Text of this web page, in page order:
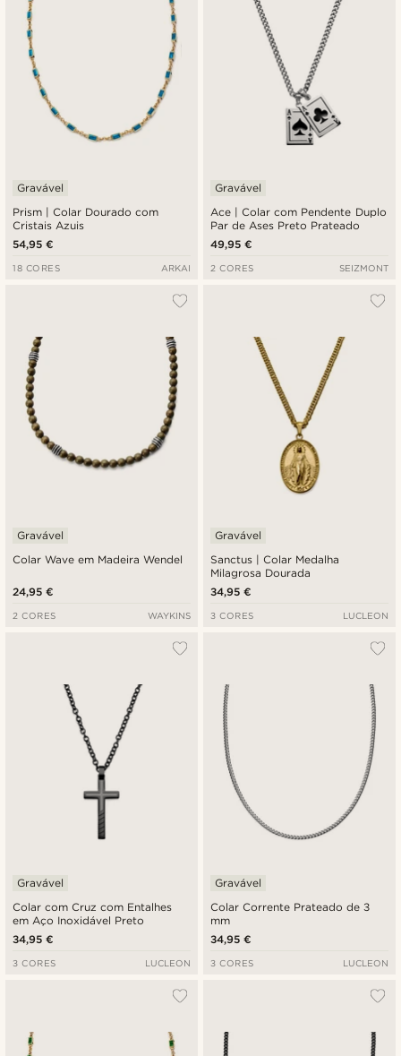
Prism | Colar Dourado com
Cristais Azuis
Gravável
54,95 €
18 CORES ARKAI
Ace | Colar com Pendente Duplo
Par de Ases Preto Prateado
Gravável
49,95 €
2 CORES SEIZMONT
Colar Wave em Madeira Wendel
Gravável
24,95 €
2 CORES WAYKINS
Sanctus | Colar Medalha
Milagrosa Dourada
Gravável
34,95 €
3 CORES LUCLEON
Colar com Cruz com Entalhes
em Aço Inoxidável Preto
Gravável
34,95 €
3 CORES LUCLEON
Colar Corrente Prateado de 3
mm
Gravável
34,95 €
3 CORES LUCLEON